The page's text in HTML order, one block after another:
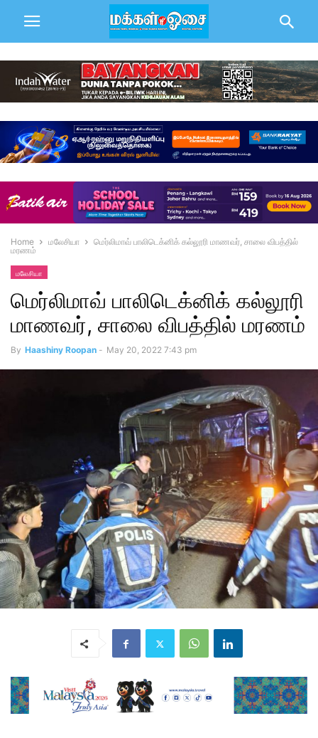
Home மலேசியா
மெர்லிமாவ் பாலிடெக்னிக் கல்லூரி மாணவர், சாலை விபத்தில்
மரணம்
மலேசியா
மெர்லிமாவ் பாலிடெக்னிக் கல்லூரி
மாணவர், சாலை விபத்தில் மரணம்
By Haashiny Roopan - May 20, 2022 7:43 pm